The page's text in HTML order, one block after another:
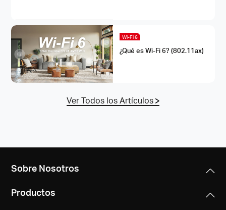
Wi-Fi 6
¿Qué es Wi-Fi 6? (802.11ax)
Ver Todos los Artículos
Sobre Nosotros
Productos